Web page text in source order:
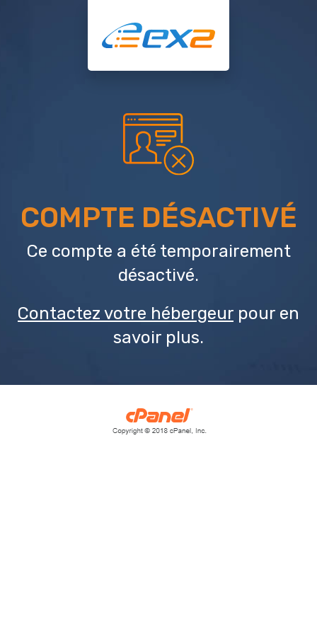
COMPTE DÉSACTIVÉ
Ce compte a été temporairement
désactivé.
Contactez votre hébergeur pour en
savoir plus.